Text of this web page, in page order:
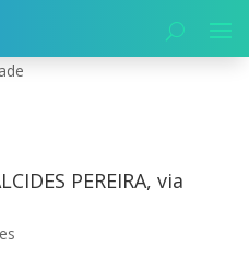
Denomina Avenida ALCIDES
PEREIRA, via